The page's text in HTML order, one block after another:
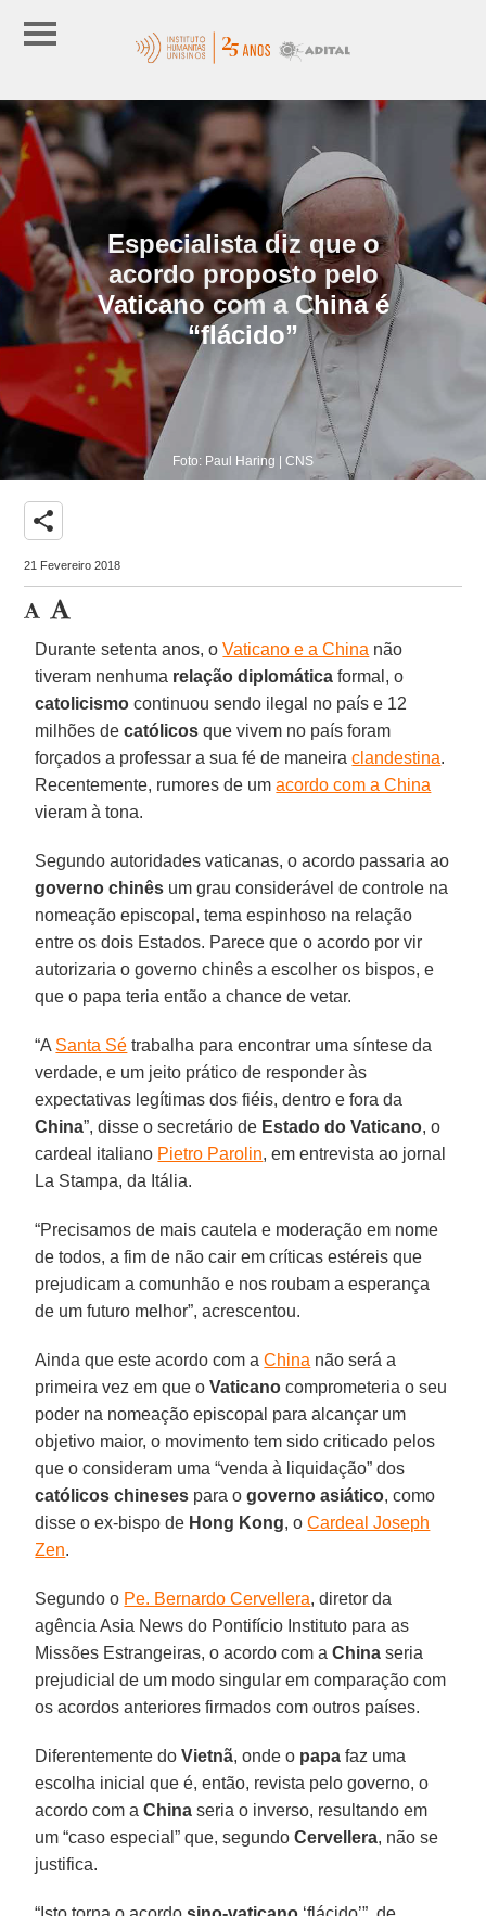
Especialista diz que o
acordo proposto pelo
Vaticano com a China é
“flácido”
Foto: Paul Haring | CNS
share
21 Fevereiro 2018
Durante setenta anos, oVaticano e a China não
tiveram nenhuma relação diplomática formal, o
catolicismo continuou sendo ilegal no país e 12
milhões decatólicos que vivem no país foram
forçados a professar a sua fé de maneiraclandestina.
Recentemente, rumores de umacordo com a China
vieram à tona.
Segundo autoridades vaticanas, o acordo passaria ao
governo chinês um grau considerável de controle na
nomeação episcopal, tema espinhoso na relação
entre os dois Estados. Parece que o acordo por vir
autorizaria o governo chinês a escolher os bispos, e
que o papa teria então a chance de vetar.
“A Santa Sé trabalha para encontrar uma síntese da
verdade, e um jeito prático de responder às
expectativas legítimas dos fiéis, dentro e fora da
China”, disse o secretário de Estado do Vaticano, o
cardeal italiano Pietro Parolin, em entrevista ao jornal
La Stampa, da Itália.
“Precisamos de mais cautela e moderação em nome
de todos, a fim de não cair em críticas estéreis que
prejudicam a comunhão e nos roubam a esperança
de um futuro melhor”, acrescentou.
Ainda que este acordo com aChina não será a
primeira vez em que oVaticano comprometeria o seu
poder na nomeação episcopal para alcançar um
objetivo maior, o movimento tem sido criticado pelos
que o consideram uma “venda à liquidação” dos
católicos chineses para o governo asiático, como
disse o ex-bispo de Hong Kong, oCardeal Joseph
Zen.
Segundo o Pe. Bernardo Cervellera, diretor da
agência Asia News do Pontifício Instituto para as
Missões Estrangeiras, o acordo com aChina seria
prejudicial de um modo singular em comparação com
os acordos anteriores firmados com outros países.
Diferentemente doVietnã, onde o papa faz uma
escolha inicial que é, então, revista pelo governo, o
acordo com aChina seria o inverso, resultando em
um “caso especial” que, segundoCervellera, não se
justifica.